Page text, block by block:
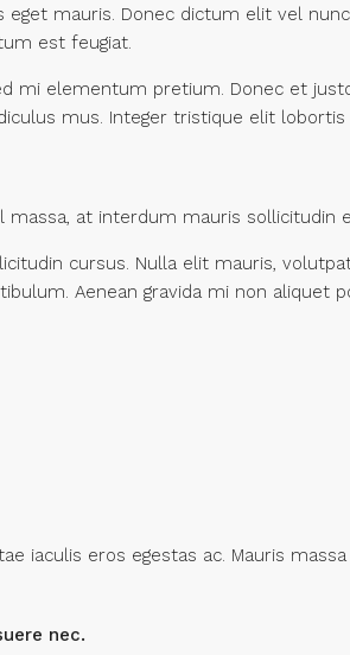
mauris. Donec dictum elit vel
est feugiat.
mi elementum pretium. Donec et
mus. Integer tristique elit
at interdum mauris
cursus. Nulla elit mauris,
Aenean gravida mi non aliquet
iaculis eros egestas ac. Mauris
nec.